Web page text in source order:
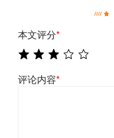
本文评分*
评论内容*